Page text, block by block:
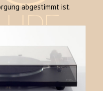
abgestimmt ist.